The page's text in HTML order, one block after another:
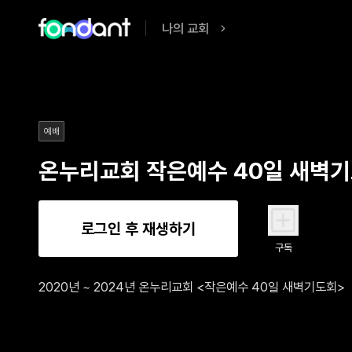
나의 교회
예배
온누리교회 작은예수 40일 새벽
로그인 후 재생하기
구독
2020년 ~ 2024년 온누리교회 <작은예수 40일 새벽기도회>